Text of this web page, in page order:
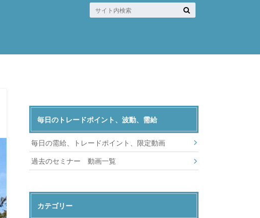
毎日のトレードポイント、波動、需給
毎日の需給、トレードポイント、限定動画
過去のセミナー 動画一覧
カテゴリー